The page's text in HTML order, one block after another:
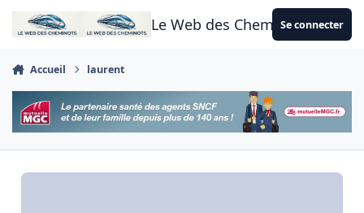
Aller au contenu
Le Web des CheminotsSe connecter
Accueil laurent